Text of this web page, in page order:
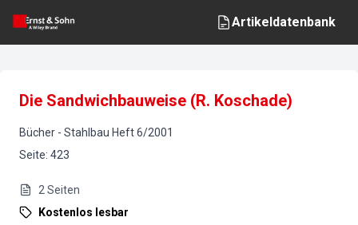
Artikeldatenbank
Die Sandwichbauweise (R. Koschade)
Bücher - Stahlbau Heft6/2001
Seite: 423
2 Seiten
Kostenlos lesbar